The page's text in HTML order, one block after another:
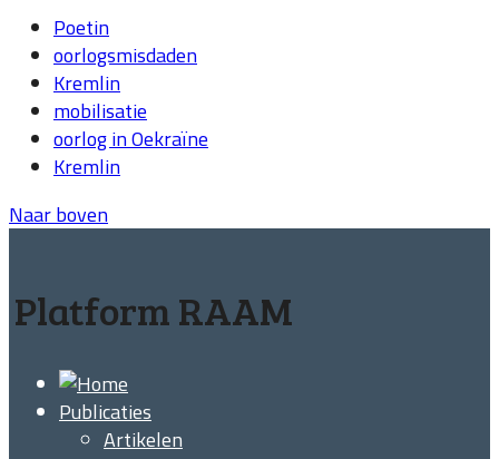
Poetin
oorlogsmisdaden
Kremlin
mobilisatie
oorlog in Oekraïne
Kremlin
Naar boven
Platform RAAM
Publicaties
Artikelen